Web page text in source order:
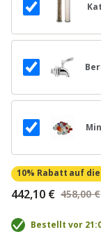
10% Rabatt auf
442,10 € 458,00 €
Bestellt vor